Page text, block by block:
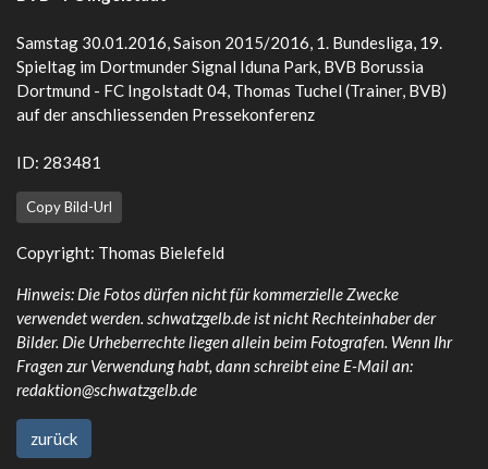
Samstag 30.01.2016, Saison 2015/2016, 1. Bundesliga, 19.
Spieltag im Dortmunder Signal Iduna Park, BVB Borussia
Dortmund - FC Ingolstadt 04, Thomas Tuchel (Trainer, BVB)
auf der anschliessenden Pressekonferenz
ID: 283481
Copy Bild-Url
Copyright: Thomas Bielefeld
Hinweis: Die Fotos dürfen nicht für kommerzielle Zwecke
verwendet werden. schwatzgelb.de ist nicht Rechteinhaber der
Bilder. Die Urheberrechte liegen allein beim Fotografen. Wenn Ihr
Fragen zur Verwendung habt, dann schreibt eine E-Mail an:
redaktion@schwatzgelb.de
zurück